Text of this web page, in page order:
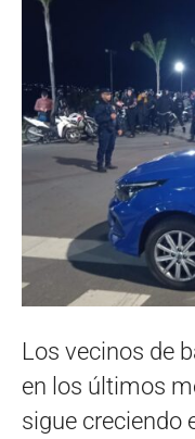
Los vecinos de
en los últimos
sigue creciendo